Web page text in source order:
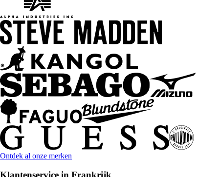
Ontdek al onze merken
Klantenservice in Frankrijk